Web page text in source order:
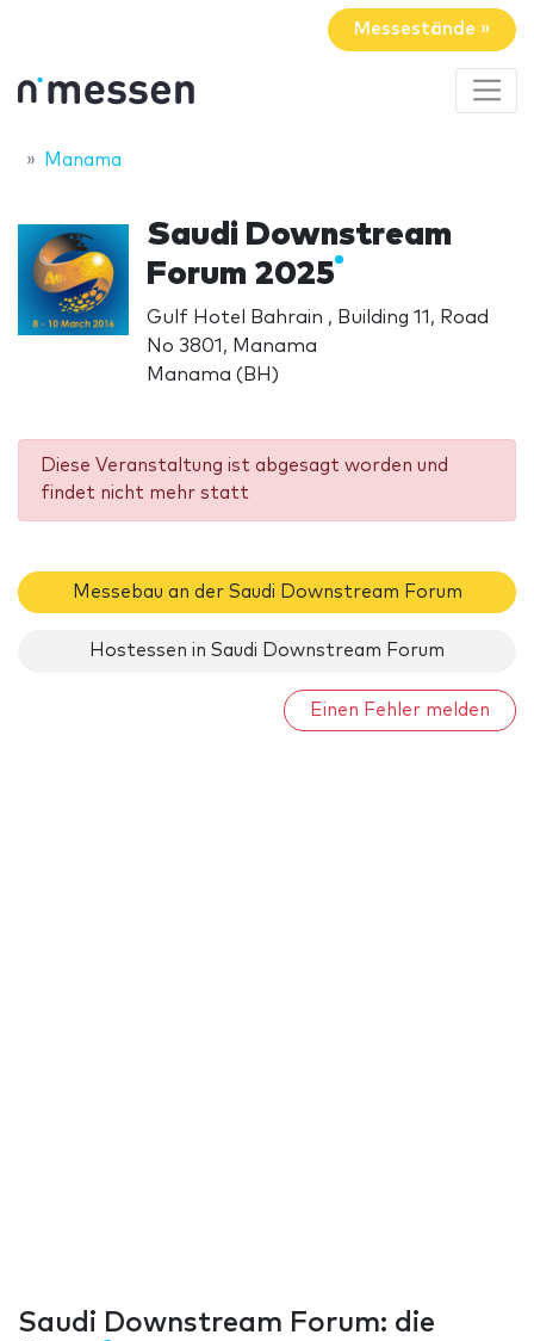
Messestände »
Manama
Saudi Downstream
Forum 2025
Gulf Hotel Bahrain , Building 11, Road
No 3801, Manama
Manama (BH)
Diese Veranstaltung ist abgesagt worden und
findet nicht mehr statt
Messebau an der Saudi Downstream Forum
Hostessen in Saudi Downstream Forum
Einen Fehler melden
Saudi Downstream Forum: die